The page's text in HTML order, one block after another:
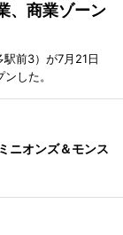
、商業ゾーン
前3）が7月21日
した。
ニオンズ＆モンス